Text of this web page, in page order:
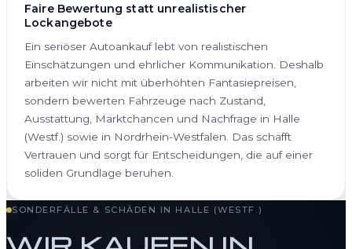
Faire Bewertung statt unrealistischer
Lockangebote
Ein seriöser Autoankauf lebt von realistischen
Einschätzungen und ehrlicher Kommunikation. Deshalb
arbeiten wir nicht mit überhöhten Fantasiepreisen,
sondern bewerten Fahrzeuge nach Zustand,
Ausstattung, Marktchancen und Nachfrage in Halle
(Westf.) sowie in Nordrhein-Westfalen. Das schafft
Vertrauen und sorgt für Entscheidungen, die auf einer
soliden Grundlage beruhen.
SONDERFÄLLE & SCHÄDEN IN HALLE (WESTF.)